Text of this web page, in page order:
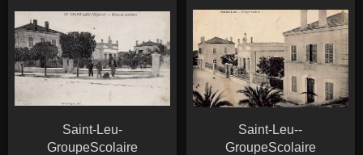
Saint-Leu-
GroupeScolaire
Saint-Leu--
GroupeScolaire